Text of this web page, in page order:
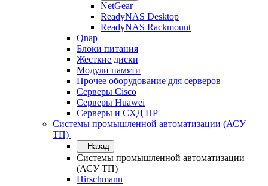
NetGear
ReadyNAS Desktop
ReadyNAS Rackmount
Qnap
Блоки питания
Жесткие диски
Модули памяти
Прочее оборудование для серверов
Серверы Cisco
Серверы Huawei
Серверы и СХД HP
Системы промышленной автоматизации (АСУ
ТП)
Назад
Системы промышленной автоматизации
(АСУ ТП)
Hirschmann